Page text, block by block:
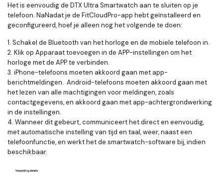
Het is eenvoudig de DTX Ultra Smartwatch aan te sluiten op je
telefoon. NaNadat je de FitCloudPro-app hebt geïnstalleerd en
geconfigureerd, hoef je alleen nog het volgende te doen:
1. Schakel de Bluetooth van het horloge en de mobiele telefoon in.
2. Klik op Apparaat toevoegen in de APP-instellingen om het
horloge met de APP te verbinden.
3. iPhone-telefoons moeten akkoord gaan met app-
berichtmeldingen. Android-telefoons moeten akkoord gaan met
het lezen van alle machtigingen voor meldingen, zoals
contactgegevens, en akkoord gaan met app-achtergrondwerking
in de instellingen.
4. Wanneer dit gebeurt, communiceert het direct en eenvoudig,
met automatische instelling van tijd en taal, weer, naast een
telefoonfunctie, en werkt het de smartwatch-software bij, indien
beschikbaar.